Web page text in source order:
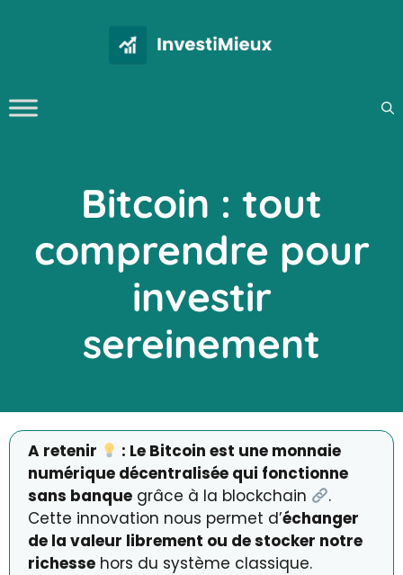
Bitcoin : tout
comprendre pour
investir
sereinement
A retenir
: Le Bitcoin est une monnaie
numérique décentralisée qui fonctionne
sans banque grâce à la blockchain
.
Cette innovation nous permet d’échanger
de la valeur librement ou de stocker notre
richesse hors du système classique.